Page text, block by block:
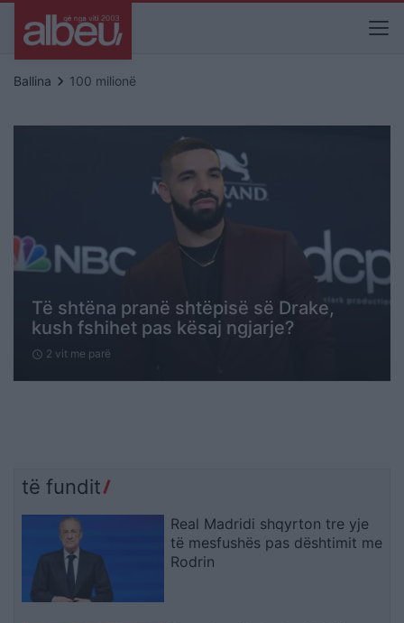
Ballina keyboard_arrow_right 100 milionë
Të shtëna pranë shtëpisë së Drake,
kush fshihet pas kësaj ngjarje?
schedule 2 vit me parë
të fundit
Real Madridi shqyrton tre yje
të mesfushës pas dështimit me
Rodrin